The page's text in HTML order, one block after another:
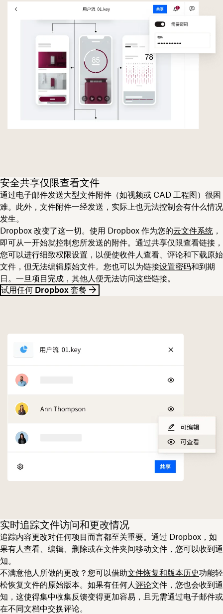
安全共享仅限查看文件
通过电子邮件发送大型文件附件（如视频或 CAD 工程图）很困
难。此外，文件附件一经发送，实际上也无法控制会有什么情况
发生。
Dropbox 改变了这一切。使用 Dropbox 作为您的云文件系统 ，
即可从一开始就控制您所发送的附件。通过共享仅限查看链接，
您可以进行细致权限设置，以便使收件人查看、评论和下载原始
文件，但无法编辑原始文件。您也可以为链接设置密码和到期
日。一旦项目完成，其他人便无法访问这些链接。
试用任何 Dropbox 套餐
实时追踪文件访问和更改情况
追踪内容更改对任何项目而言都至关重要。通过 Dropbox，如
果有人查看、编辑、删除或在文件夹间移动文件，您可以收到通
知。
不满意他人所做的更改？您可以借助文件恢复和版本历史功能轻
松恢复文件的原始版本。如果有任何人 评论文件，您也会收到通
知，这使得集中收集反馈变得更加容易，且无需通过电子邮件或
在不同文档中交换评论。